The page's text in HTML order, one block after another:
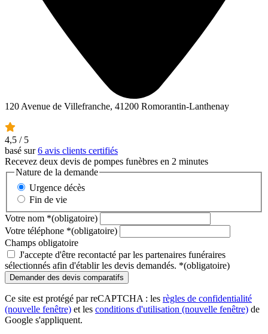
120 Avenue de Villefranche, 41200 Romorantin-Lanthenay
4,5 / 5
basé sur6 avis clients certifiés
Recevez deux devis de pompes funèbres en 2 minutes
Nature de la demande
Urgence décès
Fin de vie
Votre nom *(obligatoire)
Votre téléphone *(obligatoire)
Champs obligatoire
J'accepte d'être recontacté par les partenaires funéraires
sélectionnés afin d'établir les devis demandés. *(obligatoire)
Ce site est protégé par reCAPTCHA : les règles de confidentialité
(nouvelle fenêtre) et les conditions d'utilisation (nouvelle fenêtre) de
Google s'appliquent.